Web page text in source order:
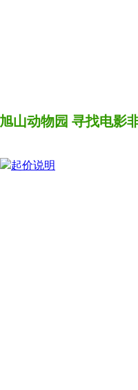
山动物园 寻找电影
起价说明